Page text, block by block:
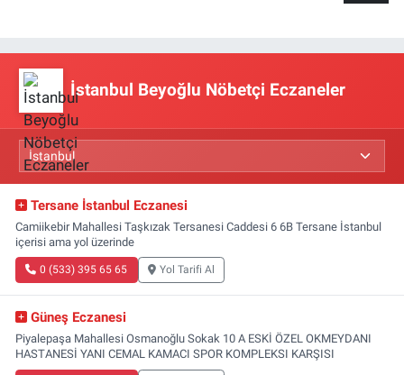
İstanbul Beyoğlu Nöbetçi Eczaneler
Tersane İstanbul Eczanesi
Camiikebir Mahallesi Taşkızak Tersanesi Caddesi 6 6B Tersane İstanbul
içerisi ama yol üzerinde
0 (533) 395 65 65 Yol Tarifi Al
Güneş Eczanesi
Piyalepaşa Mahallesi Osmanoğlu Sokak 10 A ESKİ ÖZEL OKMEYDANI
HASTANESİ YANI CEMAL KAMACI SPOR KOMPLEKSI KARŞISI